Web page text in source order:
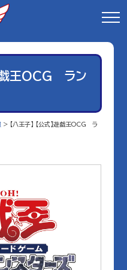
戯王OCG ラン
> 【八王子】 【公式】遊戯王OCG ラ